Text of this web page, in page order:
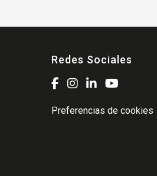
Redes Sociales
Preferencias de cookies